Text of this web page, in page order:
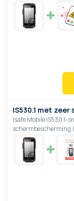
IS530.1 met
Isafe Mobile IS530.1-
schermbescherming